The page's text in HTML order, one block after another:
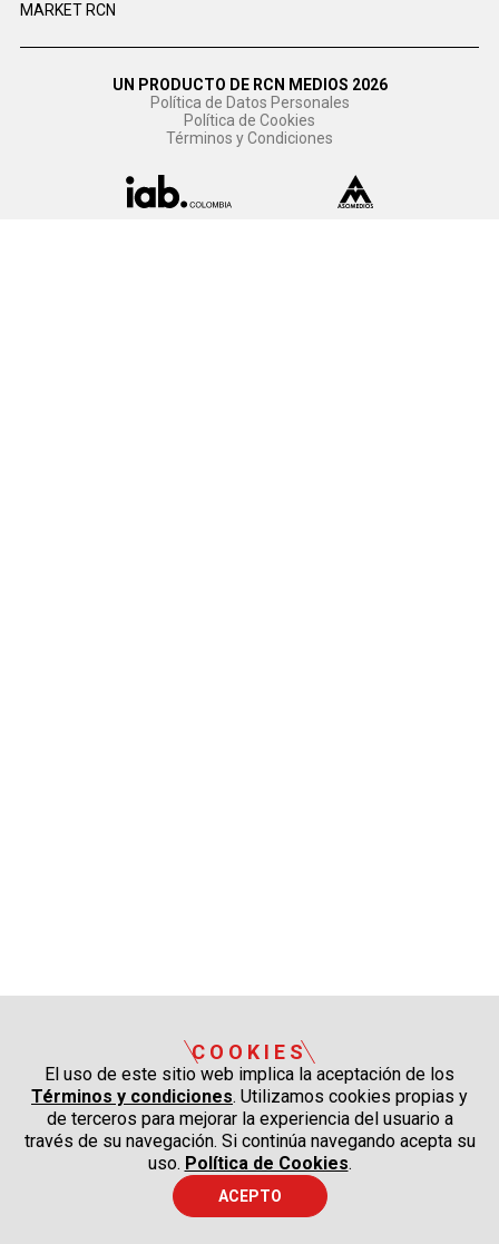
MARKET RCN
UN PRODUCTO DE RCN MEDIOS 2026
Política de Datos Personales
Política de Cookies
Términos y Condiciones
COOKIES
El uso de este sitio web implica la aceptación de los
Términos y condiciones. Utilizamos cookies propias y
de terceros para mejorar la experiencia del usuario a
través de su navegación. Si continúa navegando acepta su
uso. Política de Cookies.
ACEPTO